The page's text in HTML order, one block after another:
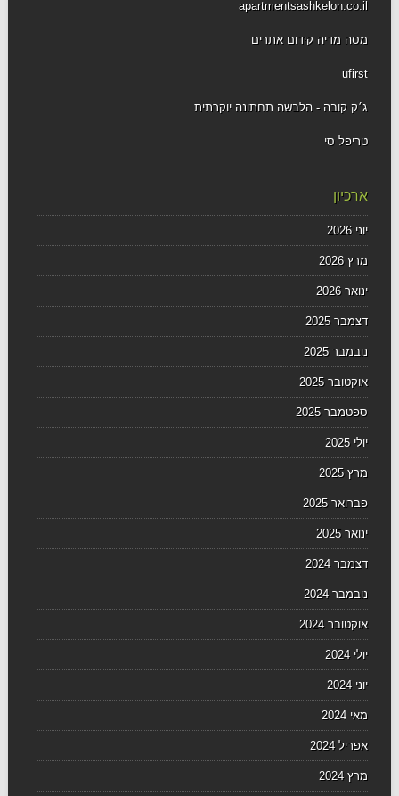
apartmentsashkelon.co.il
מסה מדיה קידום אתרים
ufirst
ג׳ק קובה - הלבשה תחתונה יוקרתית
טריפל סי
ארכיון
יוני 2026
מרץ 2026
ינואר 2026
דצמבר 2025
נובמבר 2025
אוקטובר 2025
ספטמבר 2025
יולי 2025
מרץ 2025
פברואר 2025
ינואר 2025
דצמבר 2024
נובמבר 2024
אוקטובר 2024
יולי 2024
יוני 2024
מאי 2024
אפריל 2024
מרץ 2024